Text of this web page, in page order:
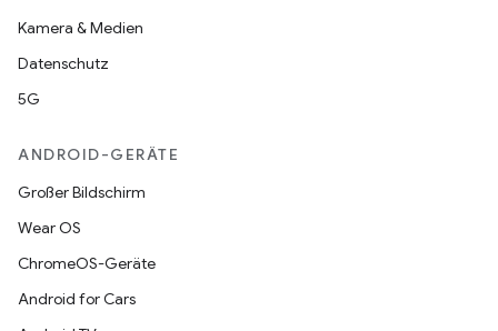
Kamera & Medien
Datenschutz
5G
ANDROID-GERÄTE
Großer Bildschirm
Wear OS
ChromeOS-Geräte
Android for Cars